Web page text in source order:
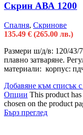
Скрин АВА 1200
Спалня, Скринове
135.49 € (265.00 лв.)
Размери ш/д/в: 120/43/
плавно затваряне.
материали: корпус:
Добавяне към списък
Опции This product
chosen on the product
Бърз преглед